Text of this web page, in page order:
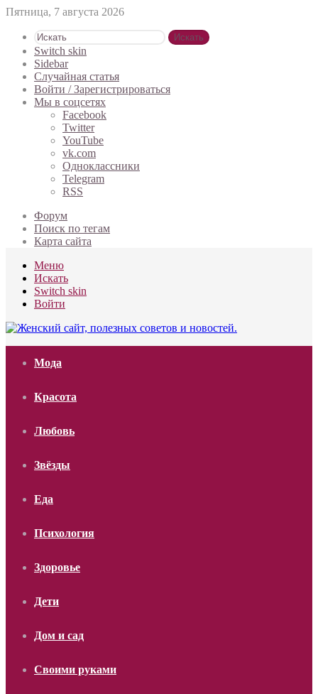
Пятница, 7 августа 2026
Искать
Switch skin
Sidebar
Случайная статья
Войти / Зарегистрироваться
Мы в соцсетях
Facebook
Twitter
YouTube
vk.com
Одноклассники
Telegram
RSS
Форум
Поиск по тегам
Карта сайта
Меню
Искать
Switch skin
Войти
Мода
Красота
Любовь
Звёзды
Еда
Психология
Здоровье
Дети
Дом и сад
Своими руками